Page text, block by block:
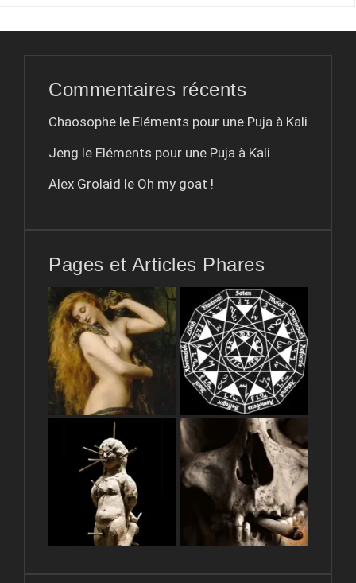
Commentaires récents
Chaosophe le Eléments pour une Puja à Kali
Jeng le Eléments pour une Puja à Kali
Alex Grolaid le Oh my goat !
Pages et Articles Phares